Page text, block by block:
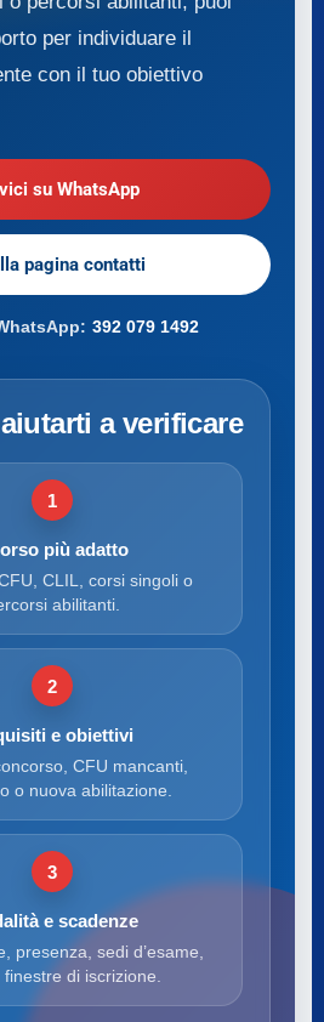
per individuare il
con il tuo obiettivo
su WhatsApp
pagina contatti
392 079 1492
a verificare
1
più adatto
CLIL, corsi singoli o
abilitanti.
2
e obiettivi
CFU mancanti,
o nuova abilitazione.
3
e scadenze
presenza, sedi d’esame,
finestre di iscrizione.